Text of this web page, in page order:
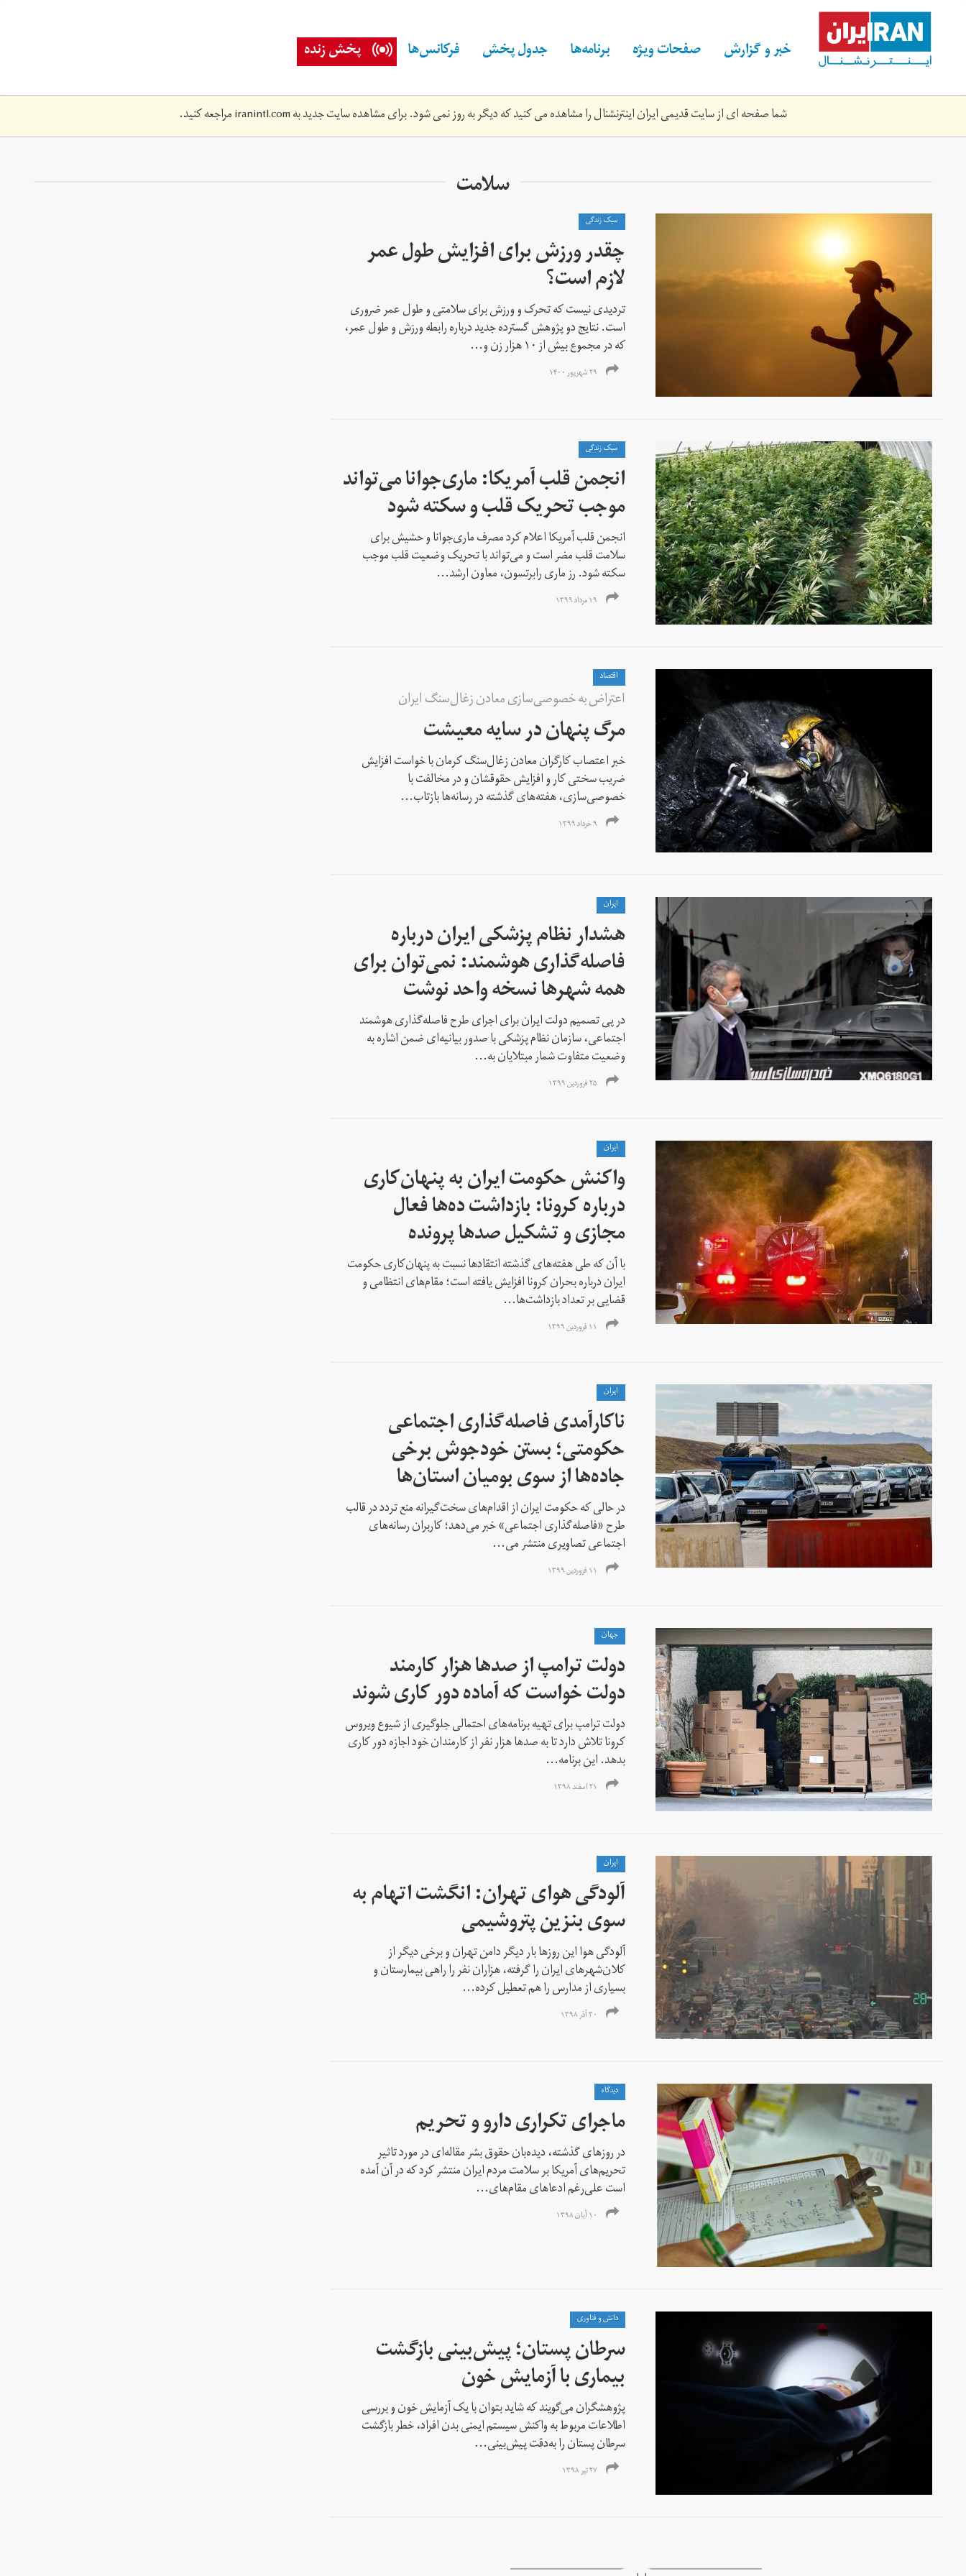
content خبر و گزارش صفحات ویژه برنامه‌ها جدول پخش فرکانس‌ها پخش زنده
شما صفحه ای از سایت قدیمی ایران اینترنشنال را مشاهده می کنید که دیگر به روز نمی شود. برای مشاهده سایت جدید بهiranintl.comمراجعه کنید.
سلامت
سبک زندگی
چقدر ورزش برای افزایش طول عمر
لازم است؟
تردیدی نیست که تحرک و ورزش برای سلامتی و طول عمر ضروری
است. نتایج دو پژوهش گسترده جدید درباره رابطه ورزش و طول عمر،
که در مجموع بیش از ۱۰ هزار زن و...
۲۹ شهریور ۱۴۰۰
سبک زندگی
انجمن قلب آمریکا: ماری‌جوانا می‌تواند
موجب تحریک قلب و سکته شود
انجمن قلب آمریکا اعلام کرد مصرف ماری‌جوانا و حشیش برای
سلامت قلب مضر است و می‌تواند با تحریک وضعیت قلب موجب
سکته شود. رز ماری رابرتسون، معاون ارشد...
۱۹ مرداد ۱۳۹۹
اقتصاد
اعتراض به خصوصی‌سازی معادن زغال‌سنگ ایران
مرگ پنهان در سایه معیشت
خبر اعتصاب کارگران معادن زغال‌سنگ کرمان با خواست افزایش
ضریب سختی کار و افزایش حقوقشان و در مخالفت با
خصوصی‌سازی، هفته‌های گذشته در رسانه‌ها بازتاب...
۹ خرداد ۱۳۹۹
ايران
هشدار نظام پزشکی ایران درباره
فاصله‌گذاری هوشمند: نمی‌توان برای
همه شهرها نسخه واحد نوشت
در پی تصمیم دولت ایران برای اجرای طرح فاصله‌گذاری هوشمند
اجتماعی، سازمان نظام پزشکی با صدور بیانیه‌ای ضمن اشاره به
وضعیت متفاوت شمار مبتلایان به...
۲۵ فروردین ۱۳۹۹
ايران
واکنش حکومت ایران به پنهان‌کاری
درباره کرونا: بازداشت ده‌ها فعال
مجازی و تشکیل صدها پرونده
با آن که طی هفته‌های گذشته انتقادها نسبت به پنهان‌کاری حکومت
ایران درباره بحران کرونا افزایش یافته است؛ مقام‌های انتظامی و
قضایی بر تعداد بازداشت‌ها...
۱۱ فروردین ۱۳۹۹
ايران
ناکارآمدی فاصله‌گذاری اجتماعی
حکومتی؛‌ بستن خودجوش برخی
جاده‌ها از سوی بومیان استان‌ها
در حالی‌ که حکومت ایران از اقدام‌های سخت‌گیرانه منع تردد در قالب
طرح «فاصله‌گذاری اجتماعی» خبر می‌دهد؛ کاربران رسانه‌های
اجتماعی تصاویری منتشر می‌...
۱۱ فروردین ۱۳۹۹
جهان
دولت ترامپ از صدها هزار کارمند
دولت خواست که آماده دور کاری شوند
دولت ترامپ برای تهیه برنامه‌های احتمالی جلوگیری از شیوع ویروس
کرونا تلاش دارد تا به صدها هزار نفر از کارمندان خود اجازه دور کاری
بدهد. این برنامه...
۲۱ اسفند ۱۳۹۸
ايران
آلودگی هوای تهران: انگشت اتهام به
سوی بنزین پتروشیمی
آلودگی هوا این روز‌ها بار دیگر دامن تهران و برخی دیگر از
کلان‌شهر‌های ایران را گرفته، هزاران نفر را راهی بیمارستان و
بسیاری از مدارس را هم تعطیل کرده...
۳۰ آذر ۱۳۹۸
دیدگاه
ماجرای تکراری دارو و تحریم
در روزهای گذشته، دیده‌بان حقوق بشر مقاله‌ای در مورد تاثیر
تحریم‌های آمریکا بر سلامت مردم ایران منتشر کرد که در آن آمده
است علی‌رغم ادعاهای مقام‌های...
۱۰ آبان ۱۳۹۸
دانش و فناوری
سرطان پستان؛ پیش‌بینی بازگشت
بیماری با آزمایش خون
پژوهشگران می‌گویند که شاید بتوان با یک آزمایش خون و بررسی
اطلاعات مربوط به واکنش‌ سیستم ایمنی بدن افراد، خطر بازگشت
سرطان پستان را به‌دقت پیش‌بینی...
۲۷ تیر ۱۳۹۸